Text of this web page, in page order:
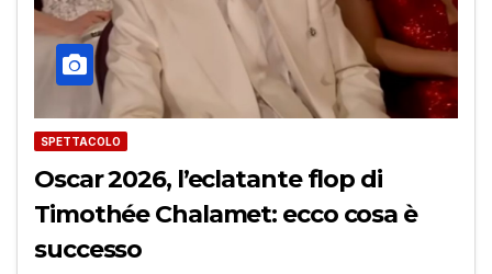
SPETTACOLO
Oscar 2026, l’eclatante flop di
Timothée Chalamet: ecco cosa è
successo